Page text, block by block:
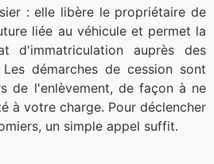
: elle libère le propriétaire de
liée au véhicule et permet la
d'immatriculation auprès des
démarches de cession sont
de l'enlèvement, de façon à ne
à votre charge. Pour déclencher
un simple appel suffit.